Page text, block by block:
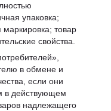
упаковка;
товар
свойства.
»,
в обмене и
если они
в действующем
надлежащего